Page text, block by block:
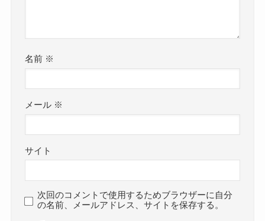
名前 ※
メール ※
サイト
次回のコメントで使用するためブラウザーに自分
の名前、メールアドレス、サイトを保存する。